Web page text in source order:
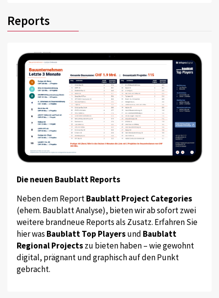
Reports
Die neuen Baublatt Reports
Neben dem ReportBaublatt Project Categories
(ehem. Baublatt Analyse), bieten wir ab sofort zwei
weitere brandneue Reports als Zusatz. Erfahren Sie
hier was Baublatt Top Playersund Baublatt
Regional Projectszu bieten haben – wie gewohnt
digital, prägnant und graphisch auf den Punkt
gebracht.